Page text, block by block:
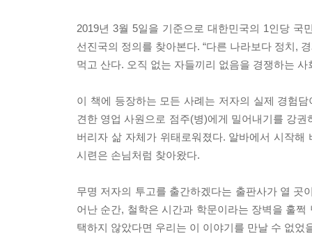
2019년 3월 5일을 기준으로 대한민국의 1인당 국
선진국의 정의를 찾아본다. “다른 나라보다 정치,
먹고 산다. 오직 없는 자들끼리 없음을 경쟁하는
이 책에 등장하는 모든 사례는 저자의 실제 경험
견한 영업 사원으로 점주(병)에게 밀어내기를 강
버리자 삶 자체가 위태로워졌다. 알바에서 시작
시련은 손님처럼 찾아왔다.
무명 저자의 투고를 출간하겠다는 출판사가 열 곳
어난 순간, 철학은 시간과 학문이라는 장벽을 훌
택하지 않았다면 우리는 이 이야기를 만날 수 없